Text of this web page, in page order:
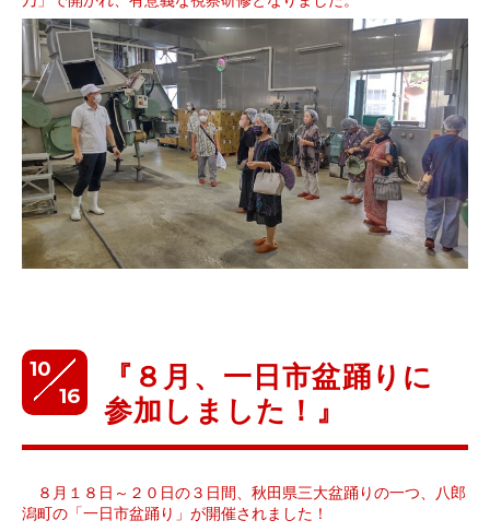
10
16
『８月、一日市盆踊りに
参加しました！』
８ 月１８日～２０日の３日間、秋田県三大盆踊りの一つ、八郎
潟町の「一日市盆踊り」が開催されました！